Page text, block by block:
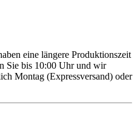
eine längere Produktionszeit
Sie bis 10:00 Uhr und wir
Montag (Expressversand) oder